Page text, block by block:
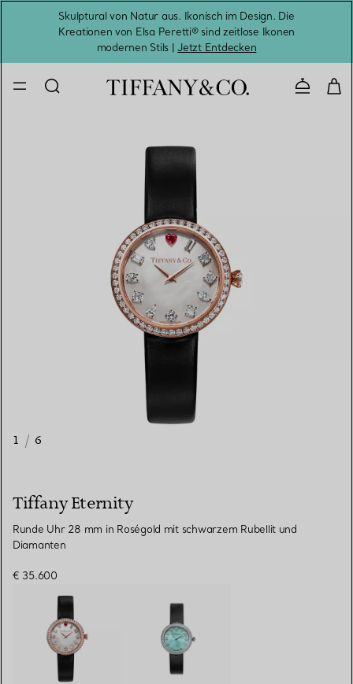
Skulptural von Natur aus. Ikonisch im Design. Die
Kreationen von Elsa Peretti® sind zeitlose Ikonen
modernen Stils |Jetzt Entdecken
1 / 6
Tiffany Eternity
Runde Uhr 28 mm in Roségold mit schwarzem Rubellit und
Diamanten
€ 35.600